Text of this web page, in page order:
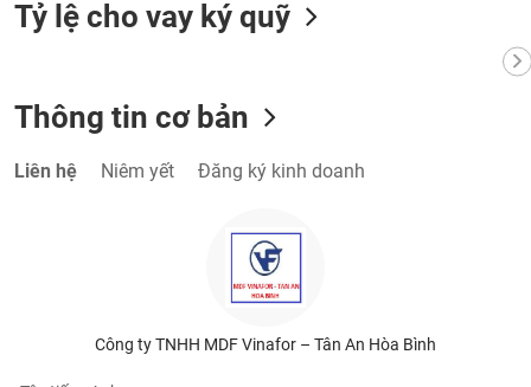
Tỷ lệ cho vay ký quỹ
Thông tin cơ bản
Liên hệ Niêm yết Đăng ký kinh doanh
Công ty TNHH MDF Vinafor – Tân An Hòa Bình
VỤ
TRUYỀN
TIỆN